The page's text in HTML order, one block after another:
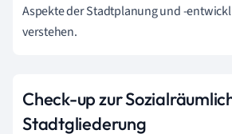
Aspekte der Stadtplanung und -
verstehen.
Check-up zur
Stadtgliederung